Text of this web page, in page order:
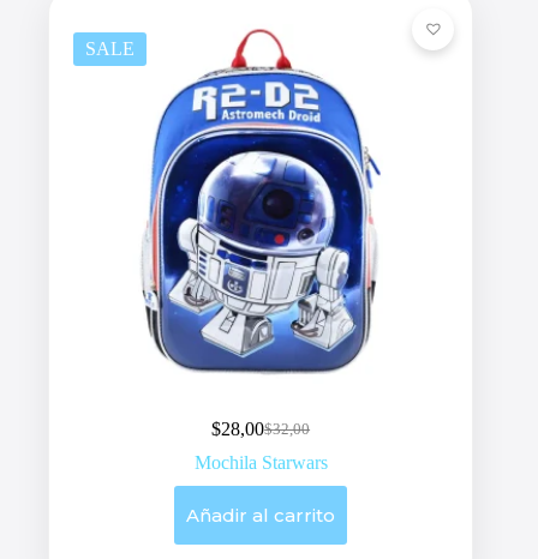
SALE
$32,00
Original
price
was:
$28,00Current
price
is:
Mochila Starwars
Añadir al carrito